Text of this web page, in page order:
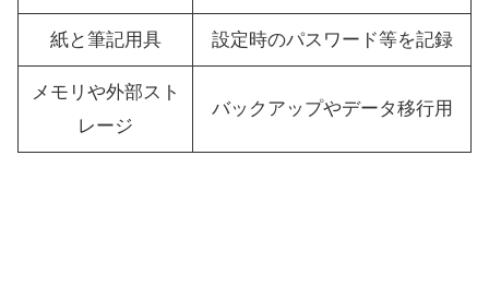
紙と筆記用具 設定時のパスワード等を記録
メモリや外部スト
レージ
バックアップやデータ移行用